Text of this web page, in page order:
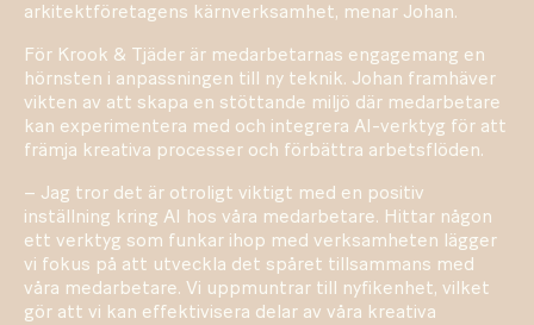
arkitektföretagens kärnverksamhet, menar Johan.
För Krook & Tjäder är medarbetarnas engagemang en
hörnsten i anpassningen till ny teknik. Johan framhäver
vikten av att skapa en stöttande miljö där medarbetare
kan experimentera med och integrera AI-verktyg för att
främja kreativa processer och förbättra arbetsflöden.
– Jag tror det är otroligt viktigt med en positiv
inställning kring AI hos våra medarbetare. Hittar någon
ett verktyg som funkar ihop med verksamheten lägger
vi fokus på att utveckla det spåret tillsammans med
våra medarbetare. Vi uppmuntrar till nyfikenhet, vilket
gör att vi kan effektivisera delar av våra kreativa